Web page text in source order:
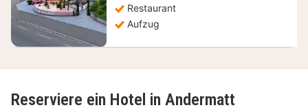
Restaurant
Aufzug
Reserviere ein Hotel in Andermatt